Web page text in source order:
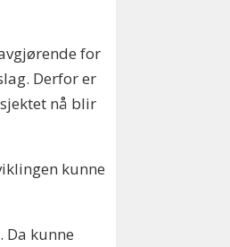
for
Derfor er
nå blir
kunne
Da kunne